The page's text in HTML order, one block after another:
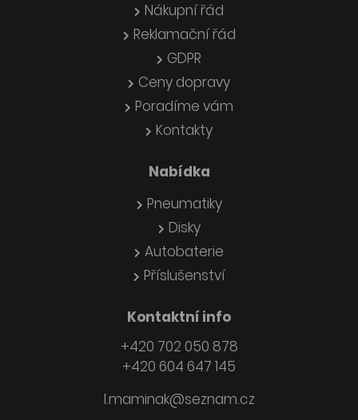
Nákupní řád
Reklamační řád
GDPR
Ceny dopravy
Poradíme vám
Kontakty
Nabídka
Pneumatiky
Disky
Autobaterie
Příslušenství
Kontaktní info
+420 702 050 878
+420 604 647 145
l.maminak@seznam.cz